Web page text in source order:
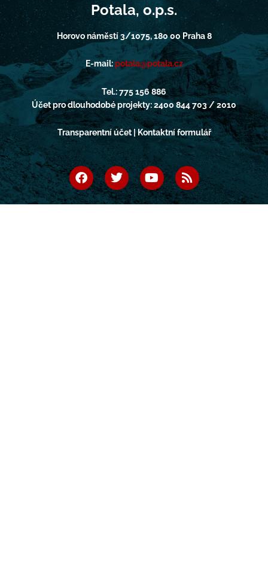
Potala, o.p.s.
Horovo náměstí 3/1075, 180 00 Praha 8
E-mail:potala@potala.cz
Tel.: 775 156 886
Účet pro dlouhodobé projekty: 2400 844 703 / 2010
Transparentní účet | Kontaktní formulář
F
a
c
e
T
w
i
t
Y
o
u
t
R
s
s